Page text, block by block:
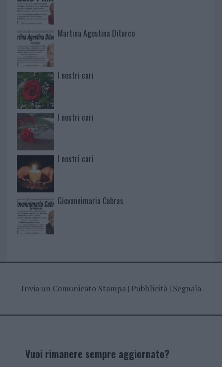
Martina Agostina Diturco
I nostri cari
I nostri cari
I nostri cari
Giovannimaria Cabras
Invia un Comunicato Stampa| Pubblicità| Segnala
Vuoi rimanere sempre aggiornato?